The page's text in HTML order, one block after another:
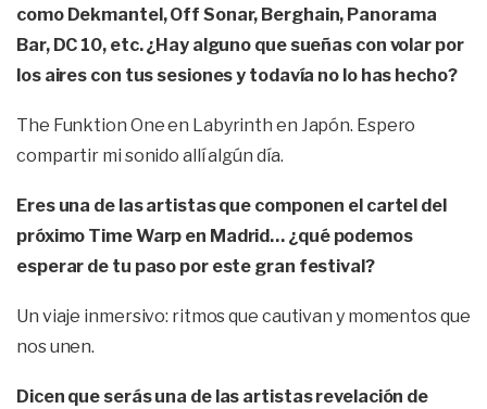
como Dekmantel, Off Sonar, Berghain, Panorama
Bar, DC 10, etc. ¿Hay alguno que sueñas con volar por
los aires con tus sesiones y todavía no lo has hecho?
The Funktion One en Labyrinth en Japón. Espero
compartir mi sonido allí algún día.
Eres una de las artistas que componen el cartel del
próximo Time Warp en Madrid… ¿qué podemos
esperar de tu paso por este gran festival?
Un viaje inmersivo: ritmos que cautivan y momentos que
nos unen.
Dicen que serás una de las artistas revelación de